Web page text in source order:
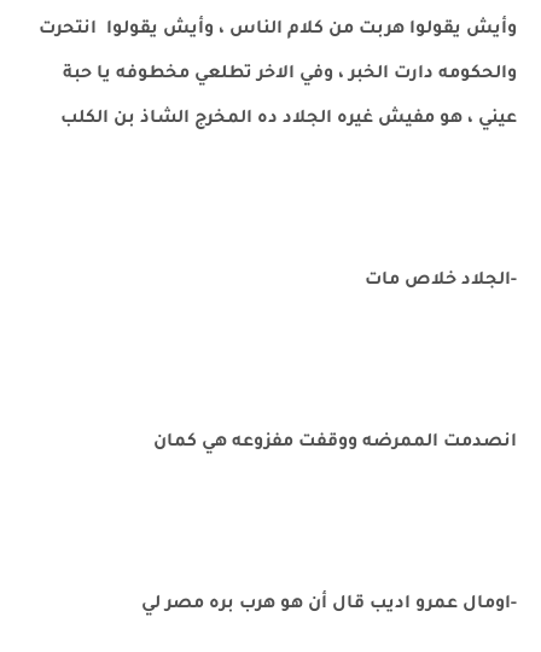
وأيش يقولوا هربت من كلام الناس ، وأيش يقولوا انتحرت
والحكومه دارت الخبر ، وفي الاخر تطلعي مخطوفه يا حبة
عيني ، هو مفيش غيره الجلاد ده المخرج الشاذ بن الكلب
-الجلاد خلاص مات
انصدمت الممرضه ووقفت مفزوعه هي كمان
-اومال عمرو اديب قال أن هو هرب بره مصر لي